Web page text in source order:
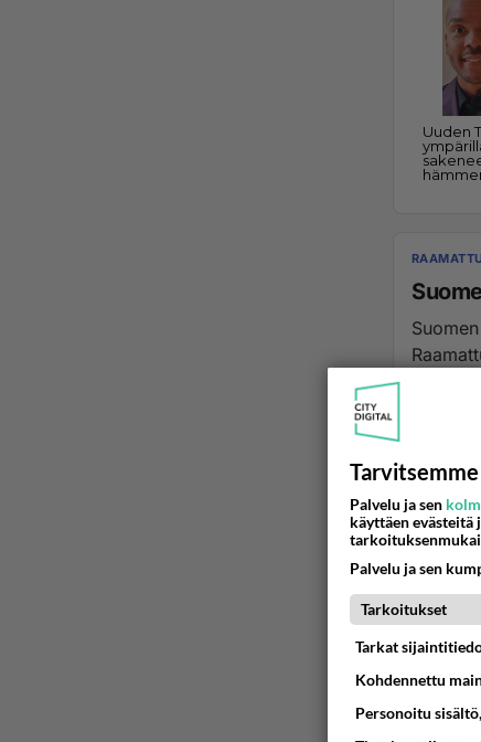
Suomen etsikkoaika?
Palvelu ja sen
käyttäen
Palvelu ja sen
Tarkoitukset
Tarkat
Kohdennettu
Personoitu